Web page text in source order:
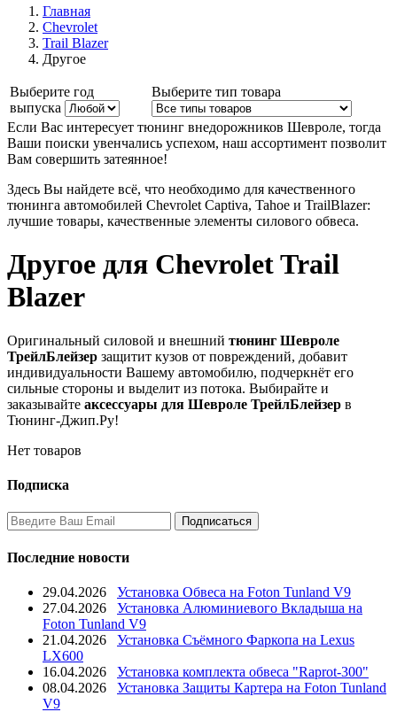
Главная
Chevrolet
Trail Blazer
Другое
Выберите год
выпуска
Выберите тип товара
Если Вас интересует тюнинг внедорожников Шевроле, тогда
Ваши поиски увенчались успехом, наш ассортимент позволит
Вам совершить затеянное!
Здесь Вы найдете всё, что необходимо для качественного
тюнинга автомобилей Chevrolet Captiva, Tahoe и TrailBlazer:
лучшие товары, качественные элементы силового обвеса.
Другое для Chevrolet Trail
Blazer
Оригинальный силовой и внешний тюнинг Шевроле
ТрейлБлейзер защитит кузов от повреждений, добавит
индивидуальности Вашему автомобилю, подчеркнёт его
сильные стороны и выделит из потока. Выбирайте и
заказывайте аксессуары для Шевроле ТрейлБлейзер в
Тюнинг-Джип.Ру!
Нет товаров
Подписка
Последние новости
29.04.2026
Установка Обвеса на Foton Tunland V9
27.04.2026
Установка Алюминиевого Вкладыша на
Foton Tunland V9
21.04.2026
Установка Съёмного Фаркопа на Lexus
LX600
16.04.2026
Установка комплекта обвеса "Raprot-300"
08.04.2026
Установка Защиты Картера на Foton Tunland
V9